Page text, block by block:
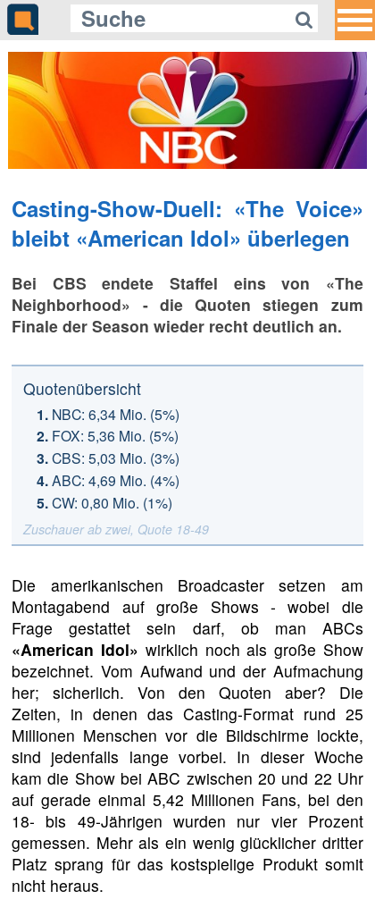
Casting-Show-Duell: «The Voice»
bleibt «American Idol» überlegen
Bei CBS endete Staffel eins von «The
Neighborhood» - die Quoten stiegen zum
Finale der Season wieder recht deutlich an.
Quotenübersicht
NBC: 6,34 Mio. (5%)
FOX: 5,36 Mio. (5%)
CBS: 5,03 Mio. (3%)
ABC: 4,69 Mio. (4%)
CW: 0,80 Mio. (1%)
Zuschauer ab zwei, Quote 18-49
Die amerikanischen Broadcaster setzen am
Montagabend auf große Shows - wobei die
Frage gestattet sein darf, ob man ABCs
«American Idol» wirklich noch als große Show
bezeichnet. Vom Aufwand und der Aufmachung
her; sicherlich. Von den Quoten aber? Die
Zeiten, in denen das Casting-Format rund 25
Millionen Menschen vor die Bildschirme lockte,
sind jedenfalls lange vorbei. In dieser Woche
kam die Show bei ABC zwischen 20 und 22 Uhr
auf gerade einmal 5,42 Millionen Fans, bei den
18- bis 49-Jährigen wurden nur vier Prozent
gemessen. Mehr als ein wenig glücklicher dritter
Platz sprang für das kostspielige Produkt somit
nicht heraus.